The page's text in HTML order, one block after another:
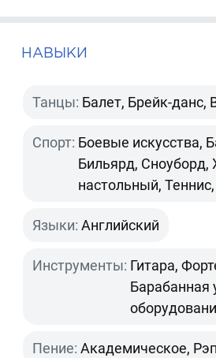
НАВЫКИ
Танцы: Балет, Брейк-данс,
Спорт: Боевые искусства,
Бильярд, Сноуборд,
настольный,
Языки: Английский
Инструменты: Гитара,
Барабанная
Пение: Академическое,